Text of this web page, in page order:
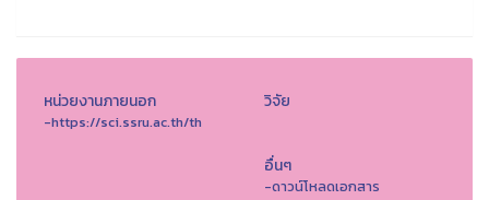
หน่วยงานภายนอก
-https://sci.ssru.ac.th/th
วิจัย
อื่นๆ
-ดาวน์โหลดเอกสาร